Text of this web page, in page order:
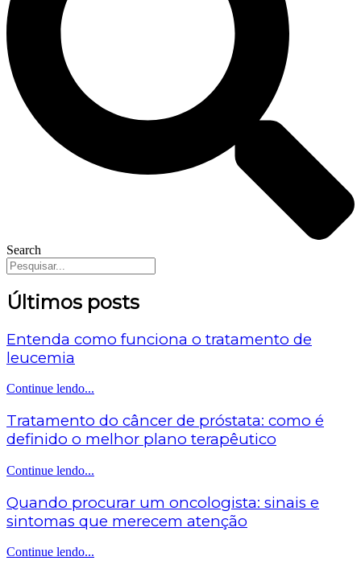
Search
Últimos posts
Entenda como funciona o tratamento de
leucemia
Continue lendo...
Tratamento do câncer de próstata: como é
definido o melhor plano terapêutico
Continue lendo...
Quando procurar um oncologista: sinais e
sintomas que merecem atenção
Continue lendo...